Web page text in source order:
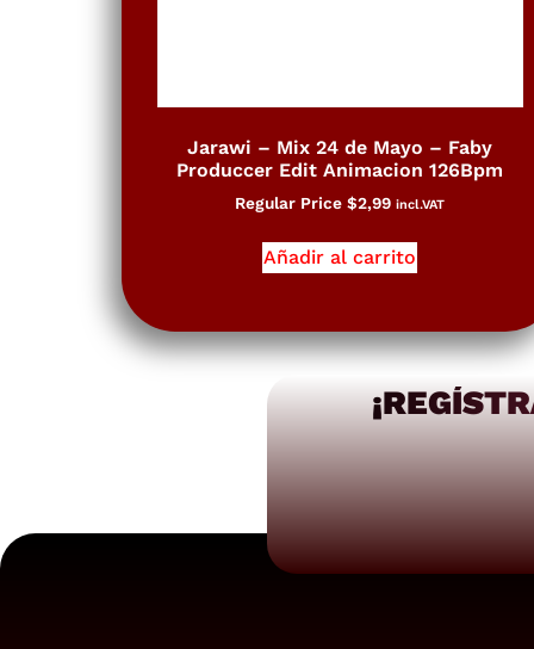
Jarawi – Mix 24 de Mayo – Faby
Produccer Edit Animacion 126Bpm
Regular Price$2,99 incl.VAT
Añadir al carrito